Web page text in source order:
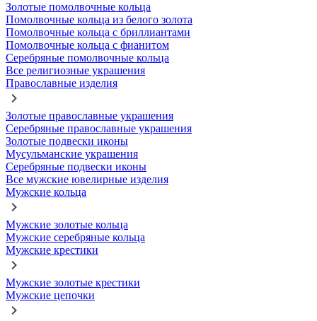
Золотые помолвочные кольца
Помолвочные кольца из белого золота
Помолвочные кольца с бриллиантами
Помолвочные кольца с фианитом
Серебряные помолвочные кольца
Все религиозные украшения
Православные изделия
Золотые православные украшения
Серебряные православные украшения
Золотые подвески иконы
Мусульманские украшения
Серебряные подвески иконы
Все мужские ювелирные изделия
Мужские кольца
Мужские золотые кольца
Мужские серебряные кольца
Мужские крестики
Мужские золотые крестики
Мужские цепочки